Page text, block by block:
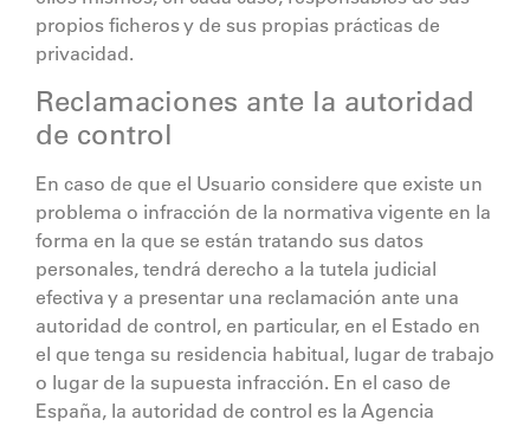
propios ficheros y de sus propias prácticas de
privacidad.
Reclamaciones ante la autoridad
de control
En caso de que el Usuario considere que existe un
problema o infracción de la normativa vigente en la
forma en la que se están tratando sus datos
personales, tendrá derecho a la tutela judicial
efectiva y a presentar una reclamación ante una
autoridad de control, en particular, en el Estado en
el que tenga su residencia habitual, lugar de trabajo
o lugar de la supuesta infracción. En el caso de
España, la autoridad de control es la Agencia